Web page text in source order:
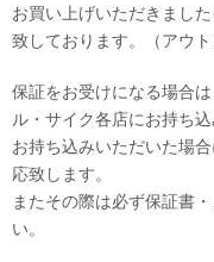
お買い上げいただきまし
致しております。（アウ
保証をお受けになる場合
ル・サイク各店にお持ち込
お持ち込みいただいた場
応致します。
またその際は必ず保証書
い。